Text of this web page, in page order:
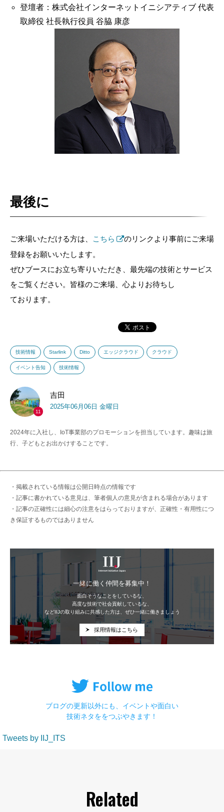
登壇者：株式会社インターネットイニシアティブ 代表
取締役 社長執行役員 谷脇 康彦
最後に
ご来場いただける方は、 こちら
のリンクより事前にご来場
登録をお願いいたします。
ぜひブースにお立ち寄りいただき、最先端の技術とサービス
をご覧ください。皆様のご来場、心よりお待ちし
ております。
技術情報 Starlink Ditto エッジクラウド クラウド
イベント告知 技術情報
11
吉田
2025年06月06日 金曜日
2024年に入社し、IoT事業部のプロモーションを担当しています。趣味は旅
行、子どもとお出かけすることです。
・掲載されている情報は公開日時点の情報です
・記事に書かれている意見は、筆者個人の意見が含まれる場合があります
・記事の正確性には細心の注意をはらっておりますが、正確性・有用性につ
き保証するものではありません
IIJ
一緒に働く仲間を募集中！
面白そうなことをしているな、
高度な技術で社会貢献しているな、
などIIJの取り組みに共感した方は、ぜひ一緒に働きましょう
採用情報はこちら
ブログの更新以外にも、イベントや面白い
技術ネタををつぶやきます！
Tweets by IIJ_ITS
Related